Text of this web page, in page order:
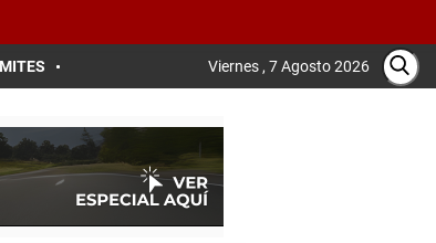
Viernes , 7 Agosto 2026